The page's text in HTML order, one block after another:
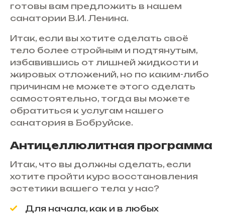
готовы вам предложить в нашем
санатории В.И. Ленина.
Итак, если вы хотите сделать своё
тело более стройным и подтянутым,
избавившись от лишней жидкости и
жировых отложений, но по каким-либо
причинам не можете этого сделать
самостоятельно, тогда вы можете
обратиться к услугам нашего
санатория в Бобруйске.
Антицеллюлитная программа
Итак, что вы должны сделать, если
хотите пройти курс восстановления
эстетики вашего тела у нас?
Для начала, как и в любых